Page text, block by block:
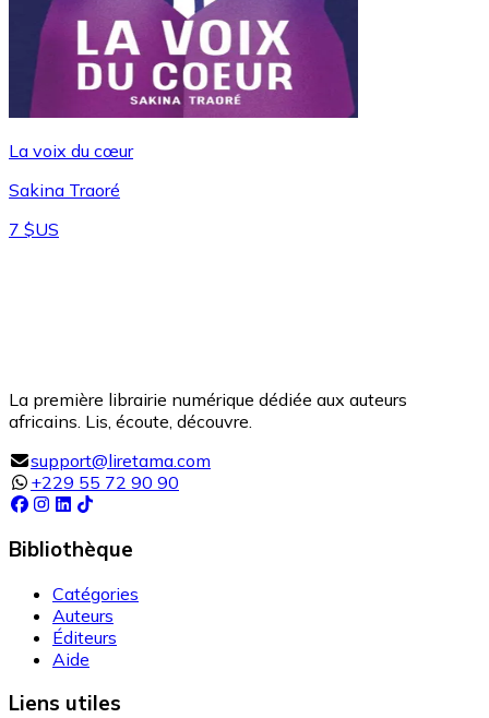
La voix du cœur
Sakina Traoré
7 $US
La première librairie numérique dédiée aux auteurs
africains. Lis, écoute, découvre.
support@liretama.com
+229 55 72 90 90
Bibliothèque
Catégories
Auteurs
Éditeurs
Aide
Liens utiles